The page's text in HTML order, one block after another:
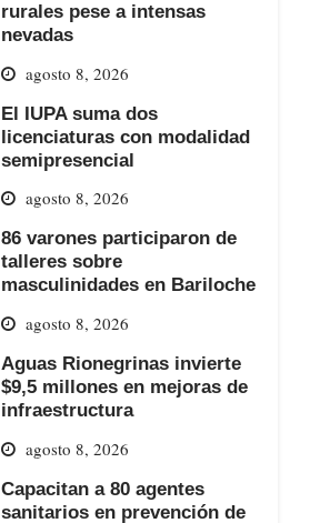
rurales pese a intensas
nevadas
agosto 8, 2026
El IUPA suma dos
licenciaturas con modalidad
semipresencial
agosto 8, 2026
86 varones participaron de
talleres sobre
masculinidades en Bariloche
agosto 8, 2026
Aguas Rionegrinas invierte
$9,5 millones en mejoras de
infraestructura
agosto 8, 2026
Capacitan a 80 agentes
sanitarios en prevención de